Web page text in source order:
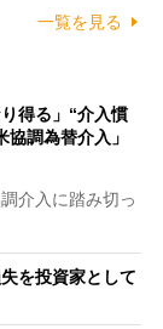
一覧を見る
得る」“介入慣
調為替介入」
介入に踏み切っ
を投資家として